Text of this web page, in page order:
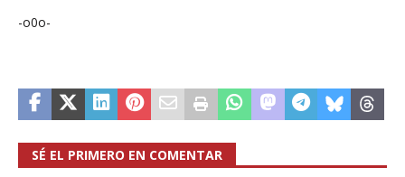
-o0o-
SÉ EL PRIMERO EN COMENTAR